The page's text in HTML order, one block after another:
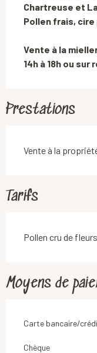
Chartreuse et
Pollen frais,
Vente à la
14h à 18h ou sur
Prestations
Vente à la
Tarifs
Pollen cru de
Moyens de
Carte bancaire/
Chèque